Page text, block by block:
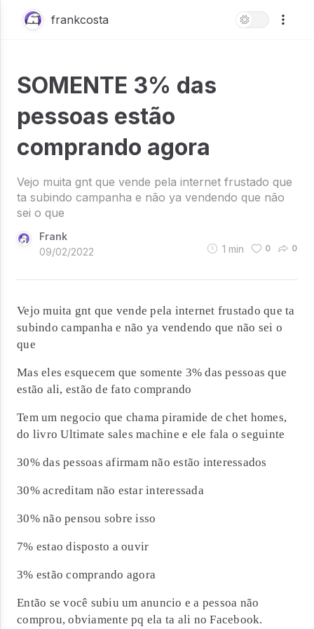
frankcosta
SOMENTE 3% das
pessoas estão
comprando agora
Vejo muita gnt que vende pela internet frustado que
ta subindo campanha e não ya vendendo que não
sei o que
Frank
09/02/2022
1 min 0 0
Vejo muita gnt que vende pela internet frustado que ta
subindo campanha e não ya vendendo que não sei o
que
Mas eles esquecem que somente 3% das pessoas que
estão ali, estão de fato comprando
Tem um negocio que chama piramide de chet homes,
do livro Ultimate sales machine e ele fala o seguinte
30% das pessoas afirmam não estão interessados
30% acreditam não estar interessada
30% não pensou sobre isso
7% estao disposto a ouvir
3% estão comprando agora
Então se você subiu um anuncio e a pessoa não
comprou, obviamente pq ela ta ali no Facebook.